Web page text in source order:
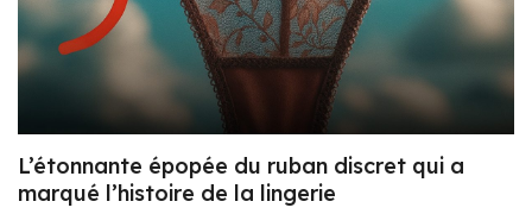
L’étonnante épopée du ruban discret qui a
marqué l’histoire de la lingerie